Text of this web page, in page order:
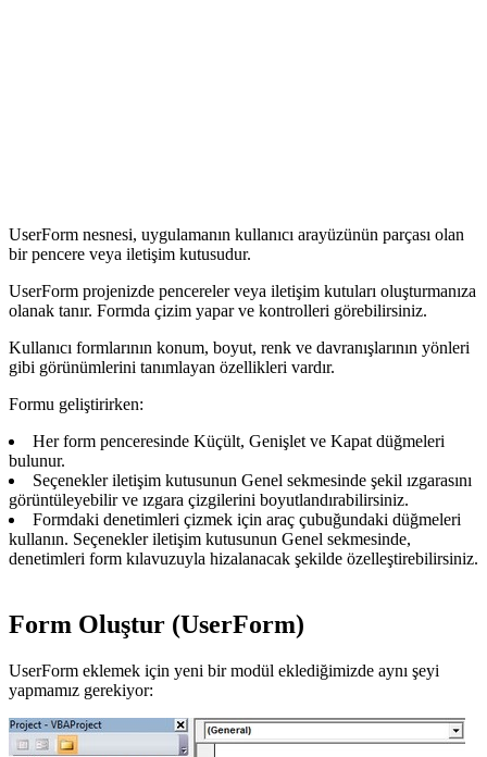
UserForm nesnesi, uygulamanın kullanıcı arayüzünün parçası olan
bir pencere veya iletişim kutusudur.
UserForm projenizde pencereler veya iletişim kutuları oluşturmanıza
olanak tanır. Formda çizim yapar ve kontrolleri görebilirsiniz.
Kullanıcı formlarının konum, boyut, renk ve davranışlarının yönleri
gibi görünümlerini tanımlayan özellikleri vardır.
Formu geliştirirken:
Her form penceresinde Küçült, Genişlet ve Kapat düğmeleri
bulunur.
Seçenekler iletişim kutusunun Genel sekmesinde şekil ızgarasını
görüntüleyebilir ve ızgara çizgilerini boyutlandırabilirsiniz.
Formdaki denetimleri çizmek için araç çubuğundaki düğmeleri
kullanın. Seçenekler iletişim kutusunun Genel sekmesinde,
denetimleri form kılavuzuyla hizalanacak şekilde özelleştirebilirsiniz.
Form Oluştur (UserForm)
UserForm eklemek için yeni bir modül eklediğimizde aynı şeyi
yapmamız gerekiyor: